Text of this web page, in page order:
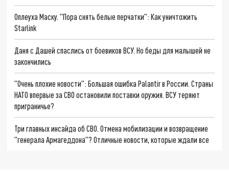
Оплеуха Маску. "Пора снять белые перчатки": Как уничтожить
Starlink
Даня с Дашей спаслись от боевиков ВСУ. Но беды для малышей не
закончились
"Очень плохие новости": Большая ошибка Palantir в России. Страны
НАТО впервые за СВО остановили поставки оружия. ВСУ теряют
приграничье?
Три главных инсайда об СВО. Отмена мобилизации и возвращение
"генерала Армагеддона"? Отличные новости, которые ждали все